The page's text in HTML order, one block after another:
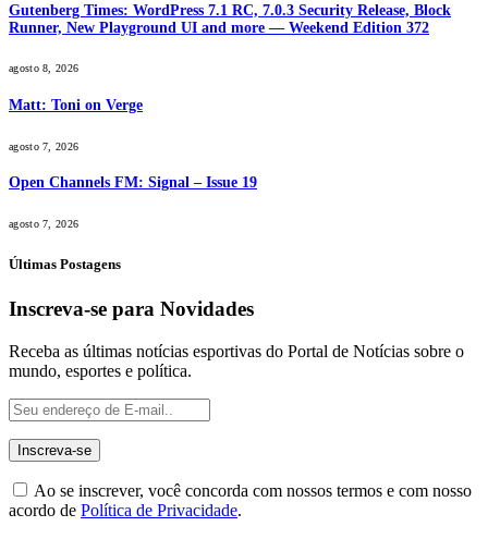
Gutenberg Times: WordPress 7.1 RC, 7.0.3 Security Release, Block
Runner, New Playground UI and more — Weekend Edition 372
agosto 8, 2026
Matt: Toni on Verge
agosto 7, 2026
Open Channels FM: Signal – Issue 19
agosto 7, 2026
Últimas Postagens
Inscreva-se para Novidades
Receba as últimas notícias esportivas do Portal de Notícias sobre o
mundo, esportes e política.
Ao se inscrever, você concorda com nossos termos e com nosso
acordo de Política de Privacidade.